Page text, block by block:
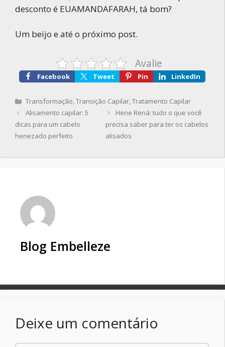
desconto é EUAMANDAFARAH, tá bom?
Um beijo e até o próximo post.
Avalie
Facebook Tweet Pin LinkedIn
Categorias
Transformação,Transição Capilar,Tratamento Capilar
Alisamento capilar: 5
dicas para um cabelo
henezado perfeito
Hene Rená: tudo o que você
precisa saber para ter os cabelos
alisados
Blog Embelleze
Deixe um comentário